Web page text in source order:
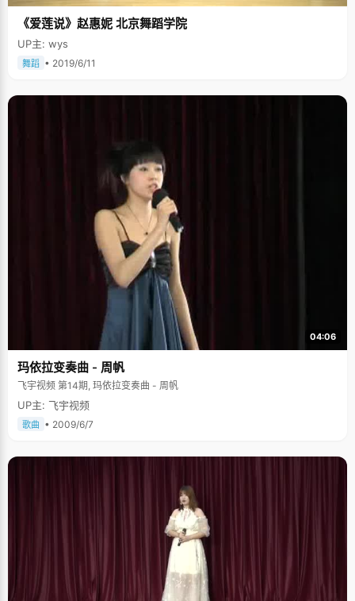
《爱莲说》赵惠妮 北京舞蹈学院
UP主: wys
舞蹈 • 2019/6/11
04:06
玛依拉变奏曲 - 周帆
飞宇视频 第14期, 玛依拉变奏曲 - 周帆
UP主: 飞宇视频
歌曲 • 2009/6/7